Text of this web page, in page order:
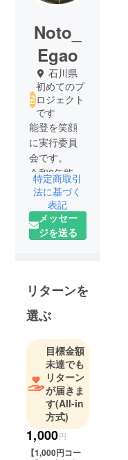
Noto_
Egao
石川県
初めてのプ
ロジェクト
です
能登を笑顔
に実行委員
会です。
令和6年能登
半島地震
は、能登に
多くの傷跡
を残し、能
がら過ごし
ています。
私たち自身
も被災し、
そんな能登
の人々の姿
を間近で見
てきまし
た。
「私たちに
もできるこ
特定商取引
法に基づく
表記
メッセー
ジを送る
リターンを
選ぶ
目標金額
未達でも
リターン
が届きま
す(All-in
方式)
1,000円
【1,000円コー